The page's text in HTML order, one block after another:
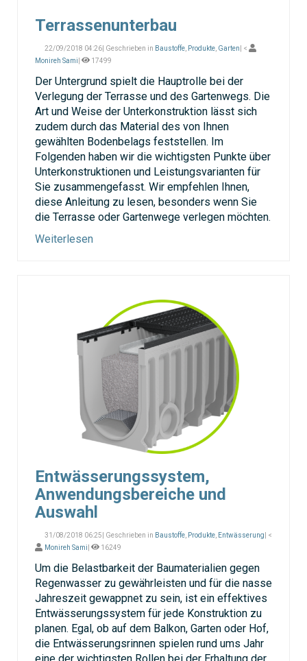
Terrassenunterbau
22/09/2018 04:26| Geschrieben in Baustoffe Produkte Garten | <
Monireh Sami
17499
Der Untergrund spielt die Hauptrolle bei der
Verlegung der Terrasse und des Gartenwegs. Die
Art und Weise der Unterkonstruktion lässt sich
zudem durch das Material des von Ihnen
gewählten Bodenbelags feststellen. Im
Folgenden haben wir die wichtigsten Punkte über
Unterkonstruktionen und Leistungsvarianten für
Sie zusammengefasst. Wir empfehlen Ihnen,
diese Anleitung zu lesen, besonders wenn Sie
die Terrasse oder Gartenwege verlegen möchten.
Weiterlesen
Entwässerungssystem,
Anwendungsbereiche und
Auswahl
31/08/2018 06:25| Geschrieben in Baustoffe Produkte Entwässerung | <
Monireh Sami
16249
Um die Belastbarkeit der Baumaterialien gegen
Regenwasser zu gewährleisten und für die nasse
Jahreszeit gewappnet zu sein, ist ein effektives
Entwässerungssystem für jede Konstruktion zu
planen. Egal, ob auf dem Balkon, Garten oder Hof,
die Entwässerungsrinnen spielen rund ums Jahr